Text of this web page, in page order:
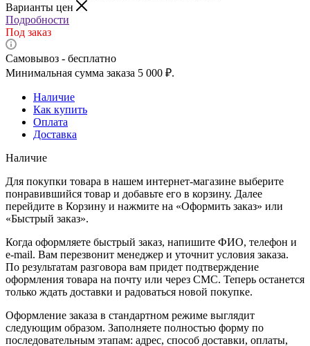
Варианты цен
Подробности
Под заказ
Самовывоз - бесплатно
Минимальная сумма заказа 5 000 ₽.
Наличие
Как купить
Оплата
Доставка
Наличие
Для покупки товара в нашем интернет-магазине выберите
понравившийся товар и добавьте его в корзину. Далее
перейдите в Корзину и нажмите на «Оформить заказ» или
«Быстрый заказ».
Когда оформляете быстрый заказ, напишите ФИО, телефон и
e-mail. Вам перезвонит менеджер и уточнит условия заказа.
По результатам разговора вам придет подтверждение
оформления товара на почту или через СМС. Теперь останется
только ждать доставки и радоваться новой покупке.
Оформление заказа в стандартном режиме выглядит
следующим образом. Заполняете полностью форму по
последовательным этапам: адрес, способ доставки, оплаты,